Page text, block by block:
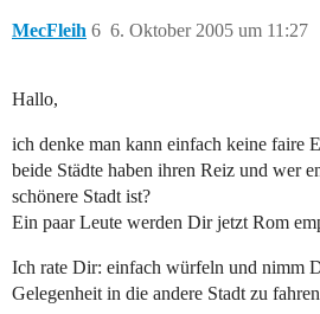
MecFleih 6. Oktober 2005 um 11:27
6
Hallo,
ich denke man kann einfach keine faire
beide Städte haben ihren Reiz und wer
schönere Stadt ist?
Ein paar Leute werden Dir jetzt Rom
Ich rate Dir: einfach würfeln und nimm
Gelegenheit in die andere Stadt zu